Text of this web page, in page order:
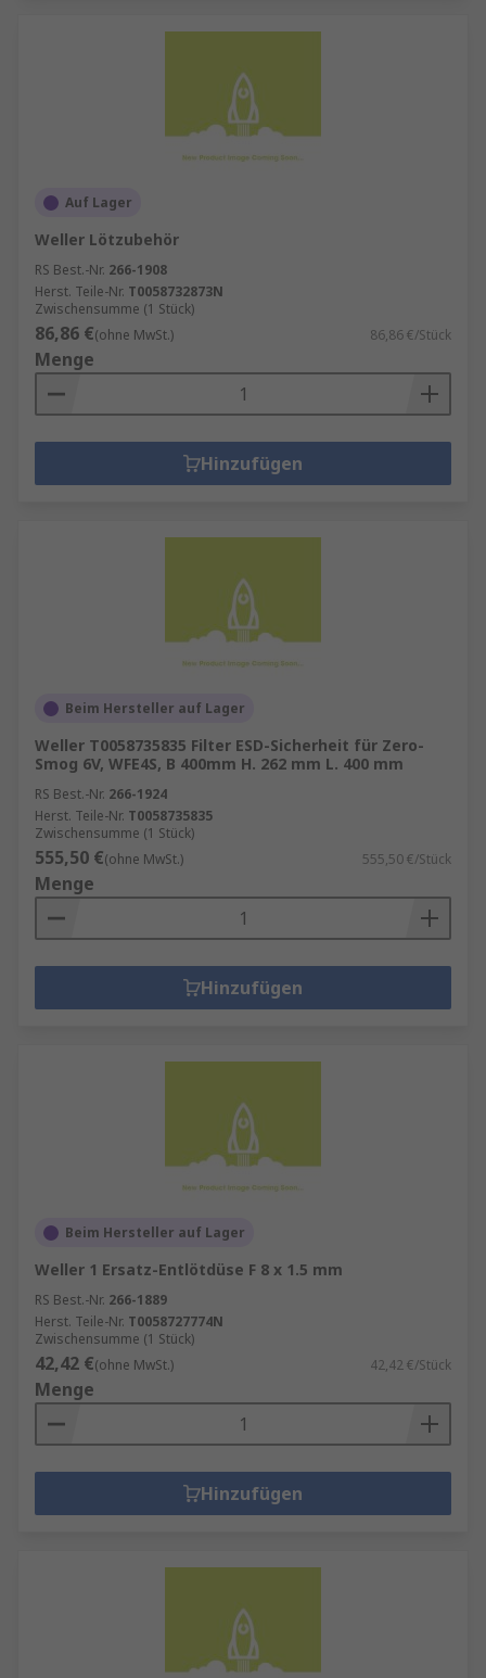
Auf Lager
Weller Lötzubehör
RS Best.-Nr. 266-1908
Herst. Teile-Nr. T0058732873N
Zwischensumme (1 Stück)
86,86 €(ohne MwSt.) 86,86 €/Stück
Menge
Hinzufügen
Beim Hersteller auf Lager
Weller T0058735835 Filter ESD-Sicherheit für Zero-
Smog 6V, WFE4S, B 400mm H. 262 mm L. 400 mm
RS Best.-Nr. 266-1924
Herst. Teile-Nr. T0058735835
Zwischensumme (1 Stück)
555,50 €(ohne MwSt.) 555,50 €/Stück
Menge
Hinzufügen
Beim Hersteller auf Lager
Weller 1 Ersatz-Entlötdüse F 8 x 1.5 mm
RS Best.-Nr. 266-1889
Herst. Teile-Nr. T0058727774N
Zwischensumme (1 Stück)
42,42 €(ohne MwSt.) 42,42 €/Stück
Menge
Hinzufügen